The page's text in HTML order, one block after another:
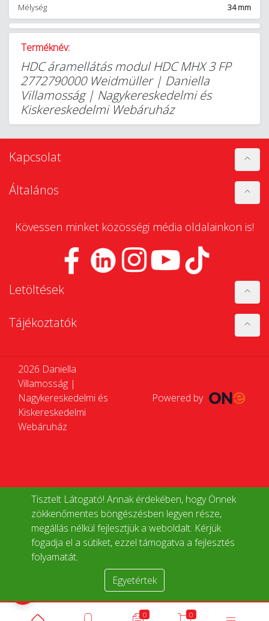
Tisztelt Látogató! Annak érdekében, hogy Önnek
zökkenőmentes böngészésben legyen része,
megállás nélkül fejlesztjük a weboldalt. Kérjük
fogadja el a sütiket, ezzel támogatva a fejlesztés
folyamatát.
Egyetértek
Mélység
34 mm
Terméknév:
HDC áramellátás modul HDC MHX 3 FP
2772790000 Weidmüller | Daniella
Villamosság | Nagykereskedelmi és
Kiskereskedelmi Webáruház
Kapcsolat
Általános
Kövessen minket közösségi média oldalainkon is!
Letöltések
Tájékoztatók
2026 Daniella
Villamosság |
Nagykereskedelmi és
Kiskereskedelmi
Webáruház
Powered by
0
0
Termékek összehasonlítása